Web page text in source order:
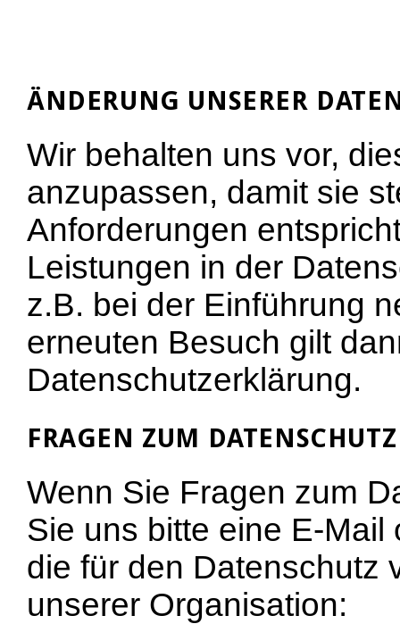
ÄNDERUNG UNSERER
Wir behalten uns vor,
anzupassen, damit sie
Anforderungen
Leistungen in der
z.B. bei der Einführung
erneuten Besuch gilt
Datenschutzerklärung.
FRAGEN ZUM DATENSCHUTZ
Wenn Sie Fragen zum
Sie uns bitte eine E-
die für den Datenschutz
unserer Organisation: